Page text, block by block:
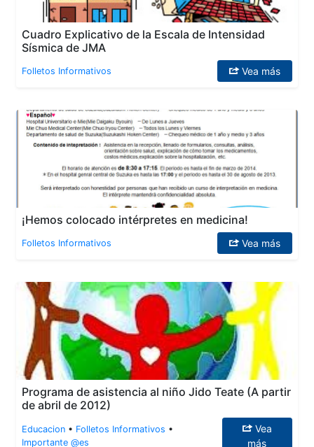
Cuadro Explicativo de la Escala de Intensidad
Sísmica de JMA
Folletos Informativos Vea más
¡Hemos colocado intérpretes en medicina!
Folletos Informativos Vea más
Programa de asistencia al niño Jido Teate (A partir
de abril de 2012)
Educacion • Folletos Informativos •
Importante @es
Vea
más